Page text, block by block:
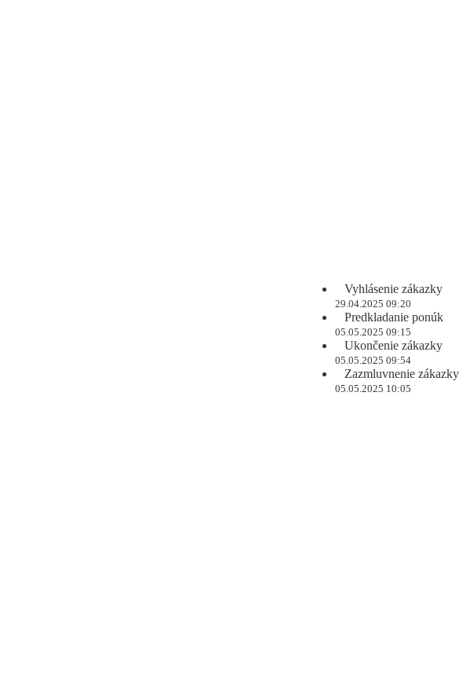
Vyhlásenie zákazky
29.04.2025 09:20
Predkladanie ponúk
05.05.2025 09:15
Ukončenie zákazky
05.05.2025 09:54
Zazmluvnenie zákazky
05.05.2025 10:05